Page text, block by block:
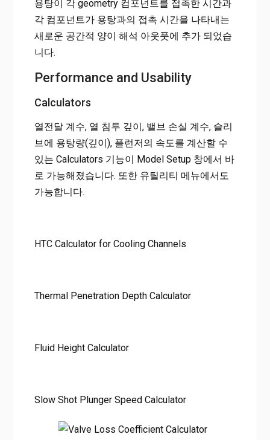
용탕이 각 geometry 컴포넌트를 접촉한 시간과
각 컴포넌트가 용탕과의 접촉 시간을 나타내는
새로운 공간적 양이 해석 아웃풋에 추가 되었습
니다.
Performance and Usability
Calculators
열전달 계수, 열 침투 깊이, 밸브 손실 계수, 슬리
브에 용탕량(깊이), 플런저의 속도를 계산할 수
있는 Calculators 기능이 Model Setup 창에서 바
로 가능해졌습니다. 또한 유틸리티 메뉴에서도
가능합니다.
HTC Calculator for Cooling Channels
Thermal Penetration Depth Calculator
Fluid Height Calculator
Slow Shot Plunger Speed Calculator